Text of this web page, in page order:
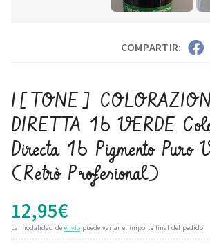
COMPARTIR:
I[TONE]
DIRETTA 16 VERDE
Directa 16 Pigmento Puro
(Retrò Profesional)
12,95€
La modalidad de envío puede variar el importe final del pedido.